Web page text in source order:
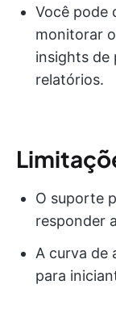
Você pode
monitorar
insights de
relatórios.
O suporte
responder
A curva de
para